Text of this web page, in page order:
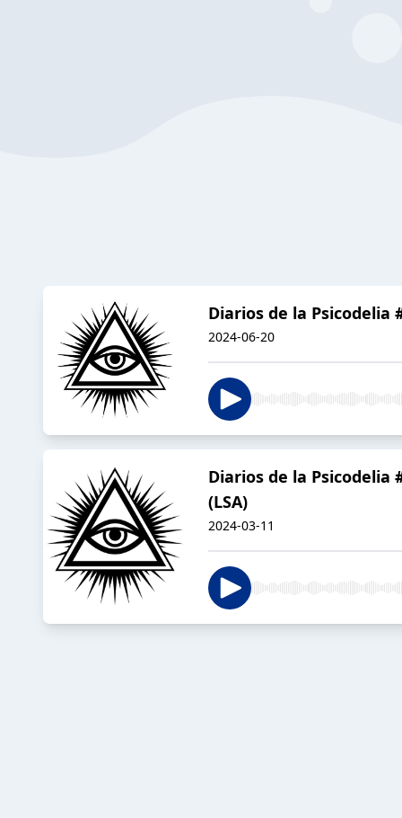
Diarios de la Psicodelia
2024-06-20
Diarios de la Psicodelia
(LSA)
2024-03-11